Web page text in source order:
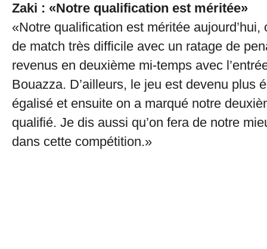
Zaki : «Notre qualification est méritée»
«Notre qualification est méritée aujourd’hui,
de match très difficile avec un ratage de
revenus en deuxième mi-temps avec
Bouazza. D’ailleurs, le jeu est devenu plus
égalisé et ensuite on a marqué notre
qualifié. Je dis aussi qu’on fera de notre
dans cette compétition.»